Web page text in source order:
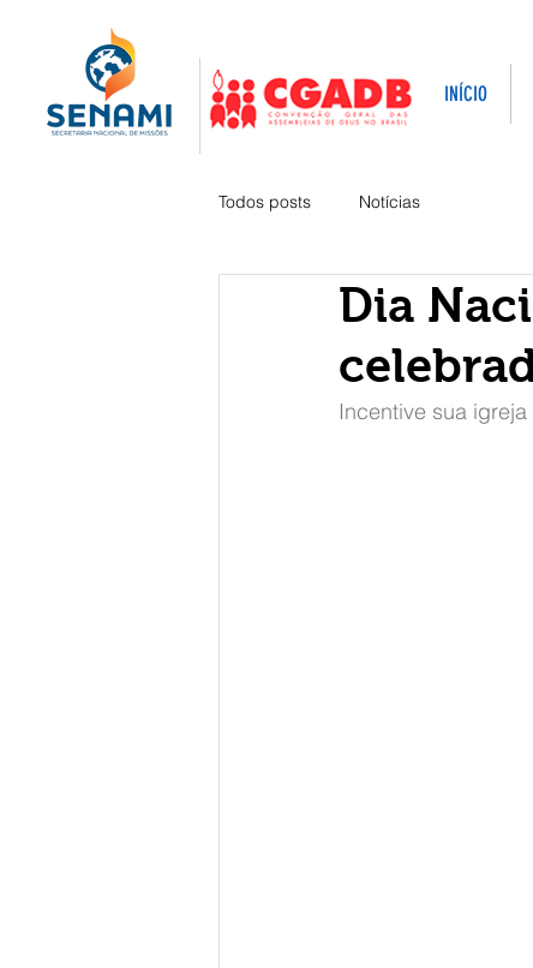
INÍCIO
Todos posts Notícias
Dia
Incentive sua